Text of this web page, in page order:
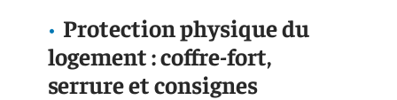
Protection physique du
logement : coffre-fort,
serrure et consignes